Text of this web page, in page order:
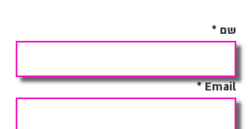
שם
Email